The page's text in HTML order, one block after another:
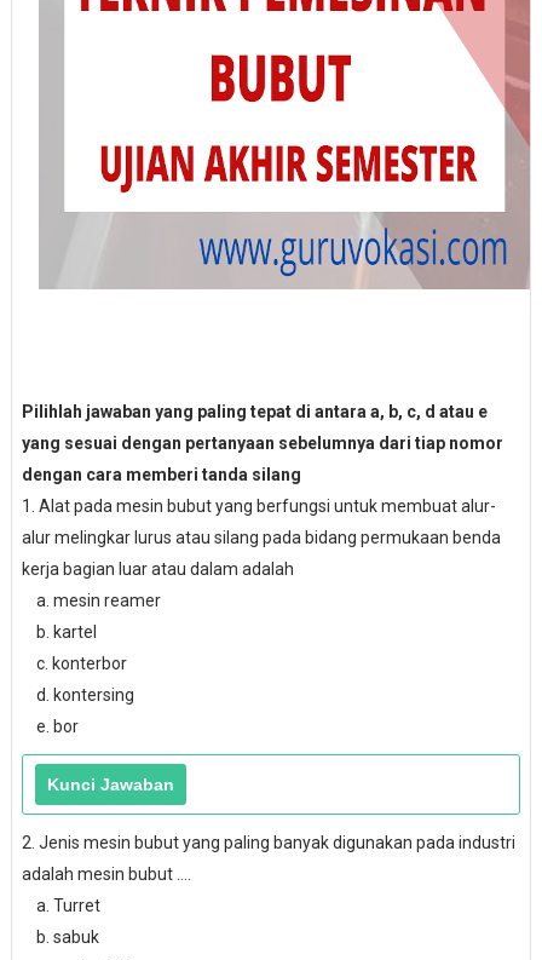
Pilihlah jawaban yang paling tepat di antara a, b, c, d atau e
yang sesuai dengan pertanyaan sebelumnya dari tiap nomor
dengan cara memberi tanda silang
1. Alat pada mesin bubut yang berfungsi untuk membuat alur-
alur melingkar lurus atau silang pada bidang permukaan benda
kerja bagian luar atau dalam adalah
a. mesin reamer
b. kartel
c. konterbor
d. kontersing
e. bor
2. Jenis mesin bubut yang paling banyak digunakan pada industri
adalah mesin bubut ....
a. Turret
b. sabuk